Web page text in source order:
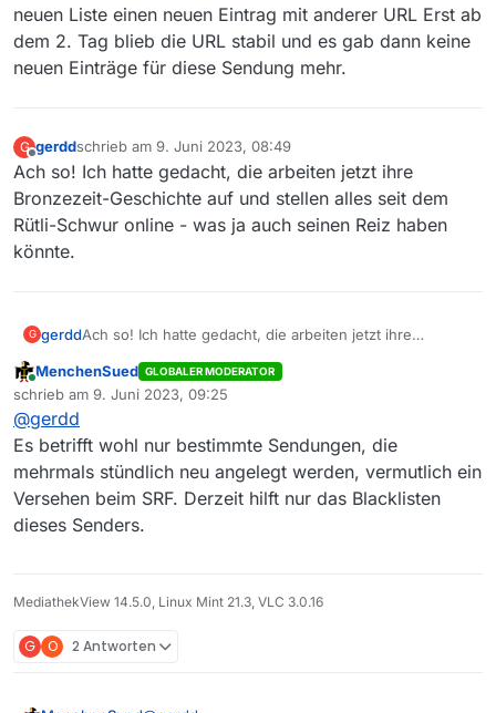
neuen Liste einen neuen Eintrag mit anderer URL Erst ab
dem 2. Tag blieb die URL stabil und es gab dann keine
neuen Einträge für diese Sendung mehr.
G
Offline
gerddschrieb am 9. Juni 2023, 08:49
zuletzt editiert von
Ach so! Ich hatte gedacht, die arbeiten jetzt ihre
Bronzezeit-Geschichte auf und stellen alles seit dem
Rütli-Schwur online - was ja auch seinen Reiz haben
könnte.
G gerddAch so! Ich hatte gedacht, die arbeiten jetzt ihre
Rütli-Schwur online - was ja auch seinen Reiz haben
könnte.
Online
MenchenSued GLOBALER MODERATOR
schrieb am 9. Juni 2023, 09:25
zuletzt editiert von
@gerdd
Es betrifft wohl nur bestimmte Sendungen, die
mehrmals stündlich neu angelegt werden, vermutlich ein
Versehen beim SRF. Derzeit hilft nur das Blacklisten
dieses Senders.
MediathekView 14.5.0, Linux Mint 21.3, VLC 3.0.16
G O 2 Antworten